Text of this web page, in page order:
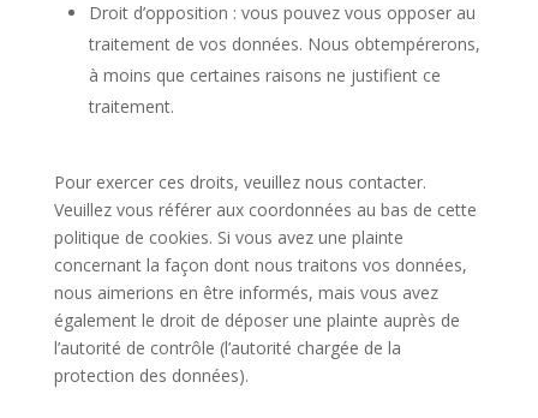
Droit d’opposition : vous pouvez vous opposer au
traitement de vos données. Nous obtempérerons,
à moins que certaines raisons ne justifient ce
traitement.
Pour exercer ces droits, veuillez nous contacter.
Veuillez vous référer aux coordonnées au bas de cette
politique de cookies. Si vous avez une plainte
concernant la façon dont nous traitons vos données,
nous aimerions en être informés, mais vous avez
également le droit de déposer une plainte auprès de
l’autorité de contrôle (l’autorité chargée de la
protection des données).